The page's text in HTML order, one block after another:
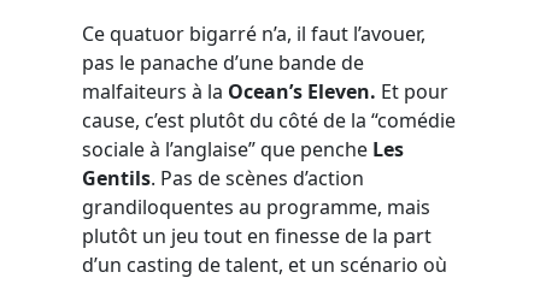
Ce quatuor bigarré n’a, il faut l’avouer,
pas le panache d’une bande de
malfaiteurs à la Ocean’s Eleven. Et pour
cause, c’est plutôt du côté de la “comédie
sociale à l’anglaise” que penche Les
Gentils. Pas de scènes d’action
grandiloquentes au programme, mais
plutôt un jeu tout en finesse de la part
d’un casting de talent, et un scénario où